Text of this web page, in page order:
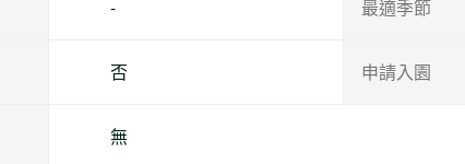
- 最適季節
否 申請入園
無